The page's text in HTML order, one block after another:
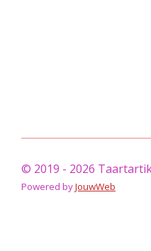
© 2019 - 2026
Powered byJouwWeb